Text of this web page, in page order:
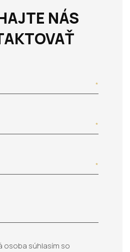
NÁS
osoba súhlasím so